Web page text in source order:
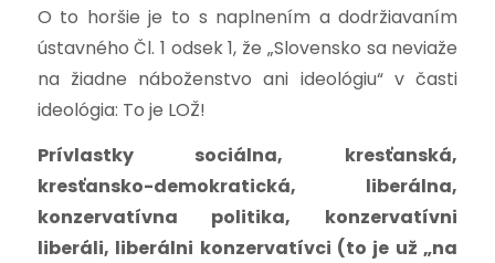
O to horšie je to s naplnením a dodržiavaním
ústavného Čl. 1 odsek 1, že „Slovensko sa neviaže
na žiadne náboženstvo ani ideológiu“ v časti
ideológia: To je LOŽ!
Prívlastky sociálna, kresťanská,
kresťansko-demokratická, liberálna,
konzervatívna politika, konzervatívni
liberáli, liberálni konzervatívci (to je už „na